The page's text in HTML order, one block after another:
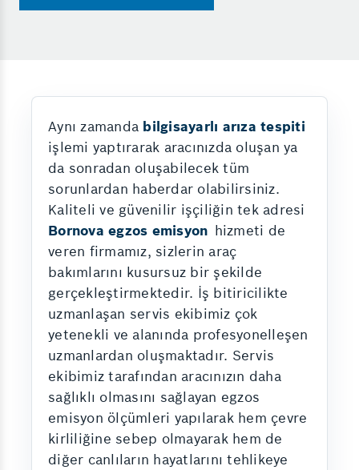
Aynı zamanda bilgisayarlı arıza tespiti
işlemi yaptırarak aracınızda oluşan ya
da sonradan oluşabilecek tüm
sorunlardan haberdar olabilirsiniz.
Kaliteli ve güvenilir işçiliğin tek adresi
Bornova egzos emisyon hizmeti de
veren firmamız, sizlerin araç
bakımlarını kusursuz bir şekilde
gerçekleştirmektedir. İş bitiricilikte
uzmanlaşan servis ekibimiz çok
yetenekli ve alanında profesyonelleşen
uzmanlardan oluşmaktadır. Servis
ekibimiz tarafından aracınızın daha
sağlıklı olmasını sağlayan egzos
emisyon ölçümleri yapılarak hem çevre
kirliliğine sebep olmayarak hem de
diğer canlıların hayatlarını tehlikeye